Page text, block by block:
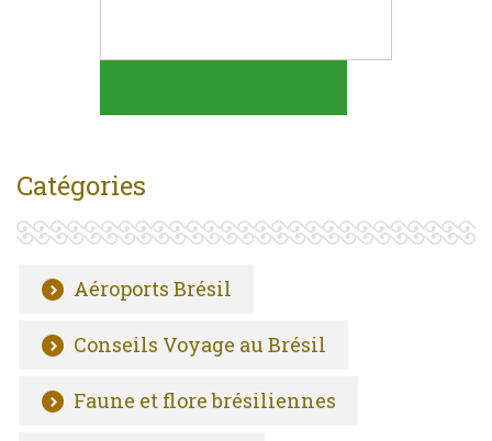
Catégories
Aéroports Brésil
Conseils Voyage au Brésil
Faune et flore brésiliennes